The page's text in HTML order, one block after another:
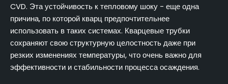
CVD. Эта устойчивость к тепловому шоку - еще одна
причина, по которой кварц предпочтительнее
использовать в таких системах. Кварцевые трубки
сохраняют свою структурную целостность даже при
резких изменениях температуры, что очень важно для
эффективности и стабильности процесса осаждения.